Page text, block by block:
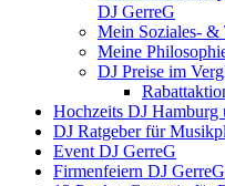
DJ GerreG
Mein Soziales- &
Meine
DJ Preise im
Hochzeits DJ Hamburg
DJ Ratgeber für
Event DJ GerreG
Firmenfeiern DJ GerreG